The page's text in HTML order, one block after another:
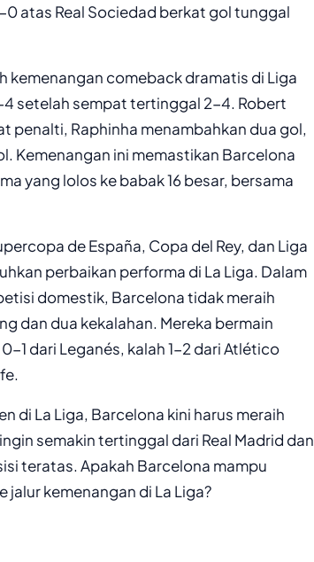
atas Real Sociedad berkat gol tunggal
kemenangan comeback dramatis di Liga
setelah sempat tertinggal 2-4. Robert
penalti, Raphinha menambahkan dua gol,
Kemenangan ini memastikan Barcelona
yang lolos ke babak 16 besar, bersama
de España, Copa del Rey, dan Liga
perbaikan performa di La Liga. Dalam
domestik, Barcelona tidak meraih
dan dua kekalahan. Mereka bermain
1 dari Leganés, kalah 1-2 dari Atlético
di La Liga, Barcelona kini harus meraih
semakin tertinggal dari Real Madrid dan
teratas. Apakah Barcelona mampu
jalur kemenangan di La Liga?